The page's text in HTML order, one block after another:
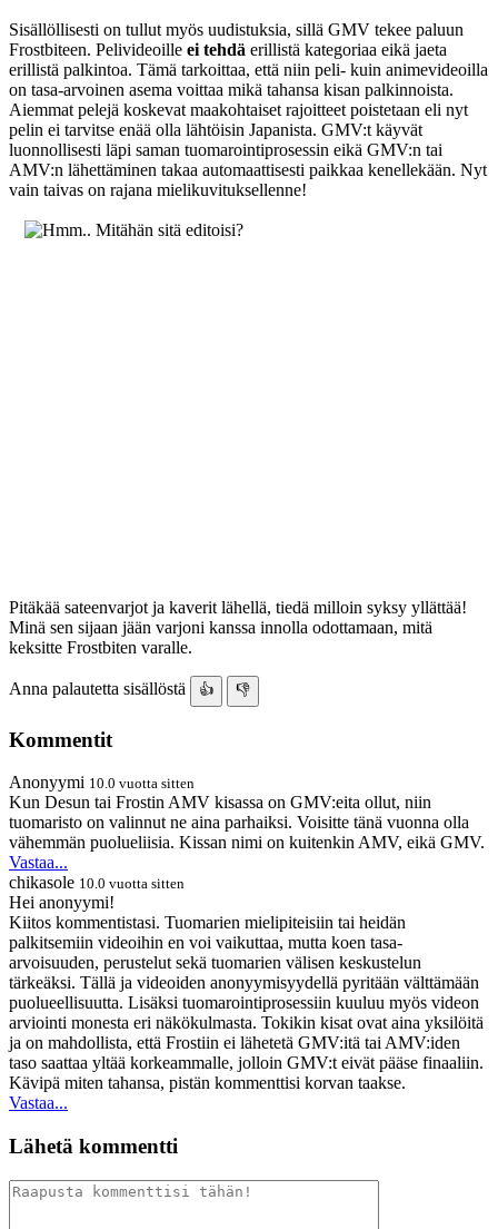
Sisällöllisesti on tullut myös uudistuksia, sillä GMV tekee paluun
Frostbiteen. Pelivideoille ei tehdä erillistä kategoriaa eikä jaeta
erillistä palkintoa. Tämä tarkoittaa, että niin peli- kuin animevideoilla
on tasa-arvoinen asema voittaa mikä tahansa kisan palkinnoista.
Aiemmat pelejä koskevat maakohtaiset rajoitteet poistetaan eli nyt
pelin ei tarvitse enää olla lähtöisin Japanista. GMV:t käyvät
luonnollisesti läpi saman tuomarointiprosessin eikä GMV:n tai
AMV:n lähettäminen takaa automaattisesti paikkaa kenellekään. Nyt
vain taivas on rajana mielikuvituksellenne!
Pitäkää sateenvarjot ja kaverit lähellä, tiedä milloin syksy yllättää!
Minä sen sijaan jään varjoni kanssa innolla odottamaan, mitä
keksitte Frostbiten varalle.
Anna palautetta sisällöstä 👍 👎
Kommentit
Anonyymi 10.0 vuotta sitten
Kun Desun tai Frostin AMV kisassa on GMV:eita ollut, niin
tuomaristo on valinnut ne aina parhaiksi. Voisitte tänä vuonna olla
vähemmän puolueliisia. Kissan nimi on kuitenkin AMV, eikä GMV.
Vastaa...
chikasole 10.0 vuotta sitten
Hei anonyymi!
Kiitos kommentistasi. Tuomarien mielipiteisiin tai heidän
palkitsemiin videoihin en voi vaikuttaa, mutta koen tasa-
arvoisuuden, perustelut sekä tuomarien välisen keskustelun
tärkeäksi. Tällä ja videoiden anonyymisyydellä pyritään välttämään
puolueellisuutta. Lisäksi tuomarointiprosessiin kuuluu myös videon
arviointi monesta eri näkökulmasta. Tokikin kisat ovat aina yksilöitä
ja on mahdollista, että Frostiin ei lähetetä GMV:itä tai AMV:iden
taso saattaa yltää korkeammalle, jolloin GMV:t eivät pääse finaaliin.
Kävipä miten tahansa, pistän kommenttisi korvan taakse.
Vastaa...
Lähetä kommentti